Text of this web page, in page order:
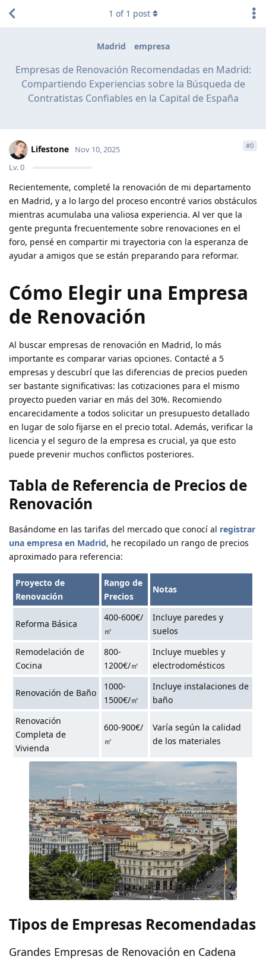
Madrid empresa
Empresas de Renovación Recomendadas en Madrid:
Compartiendo Experiencias sobre la Búsqueda de
Contratistas Confiables en la Capital de España
1 of 1 post
Lifestone
Lv.0
Nov 10, 2025 #0
Recientemente, completé la renovación de mi departamento
en Madrid, y a lo largo del proceso encontré varios obstáculos
mientras acumulaba una valiosa experiencia. Al ver que la
gente pregunta frecuentemente sobre renovaciones en el
foro, pensé en compartir mi trayectoria con la esperanza de
ayudar a amigos que se están preparando para reformar.
Cómo Elegir una Empresa
de Renovación
Al buscar empresas de renovación en Madrid, lo más
importante es comparar varias opciones. Contacté a 5
empresas y descubrí que las diferencias de precios pueden
ser bastante significativas: las cotizaciones para el mismo
proyecto pueden variar en más del 30%. Recomiendo
encarecidamente a todos solicitar un presupuesto detallado
en lugar de solo fijarse en el precio total. Además, verificar la
licencia y el seguro de la empresa es crucial, ya que esto
puede prevenir muchos conflictos posteriores.
Tabla de Referencia de Precios de
Renovación
Basándome en las tarifas del mercado que conocí al registrar
una empresa en Madrid, he recopilado un rango de precios
aproximado para referencia:
Proyecto de
Renovación
Rango de
Precios
Notas
Reforma Básica
400-600€/
㎡
Incluye paredes y
suelos
Remodelación de
Cocina
800-
1200€/㎡
Incluye muebles y
electrodomésticos
Renovación de Baño
1000-
1500€/㎡
Incluye instalaciones de
baño
Renovación
Completa de
Vivienda
600-900€/
㎡
Varía según la calidad
de los materiales
Tipos de Empresas Recomendadas
Grandes Empresas de Renovación en Cadena